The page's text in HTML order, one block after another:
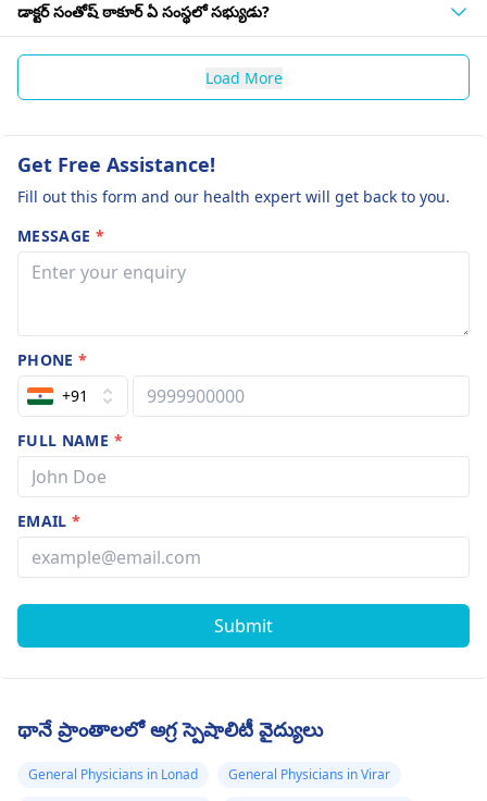
డాక్టర్ సంతోష్ ఠాకూర్ ఏ సంస్థలో సభ్యుడు?
Load More
Get Free Assistance!
Fill out this form and our health expert will get back to you.
MESSAGE *
PHONE*
+91
FULL NAME *
EMAIL*
Submit
థానే ప్రాంతాలలో అగ్ర స్పెషాలిటీ వైద్యులు
General Physicians in Lonad
General Physicians in Virar